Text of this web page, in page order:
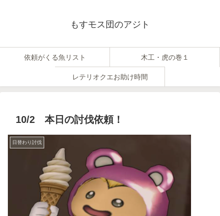
もすモス団のアジト
依頼がくる魚リスト 木工・虎の巻１
レテリオクエお助け時間
10/2 本日の討伐依頼！
日替わり討伐